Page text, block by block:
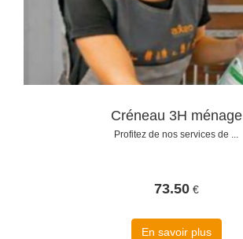
Créneau 3H ménage
Profitez de nos services de ...
73.50€
En savoir plus